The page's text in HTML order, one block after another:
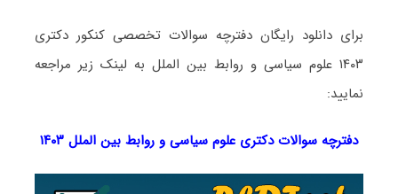
برای دانلود رایگان دفترچه سوالات تخصصی کنکور دکتری
۱۴۰۳ علوم سیاسی و روابط بین الملل به لینک زیر مراجعه
نمایید:
دفترچه سوالات دکتری علوم سیاسی و روابط بین الملل ۱۴۰۳